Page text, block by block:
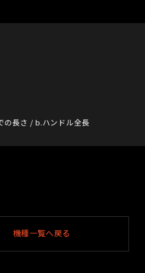
の長さ / b.ハンドル全長
機種一覧へ戻る